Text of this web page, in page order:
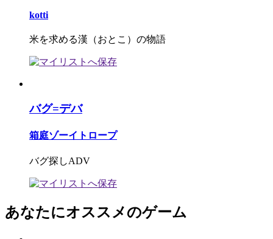
kotti
米を求める漢（おとこ）の物語
バグ=デバ
箱庭ゾーイトロープ
バグ探しADV
あなたにオススメのゲーム